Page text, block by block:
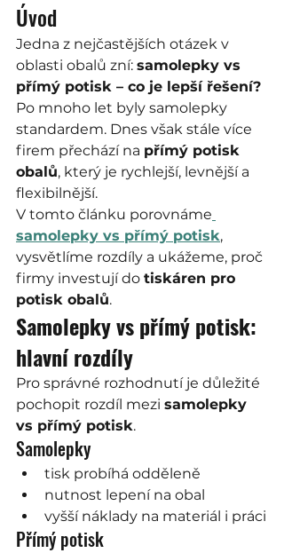
Úvod
Jedna z nejčastějších otázek v
oblasti obalů zní: samolepky vs
přímý potisk – co je lepší řešení?
Po mnoho let byly samolepky
standardem. Dnes však stále více
firem přechází na přímý potisk
obalů, který je rychlejší, levnější a
flexibilnější.
V tomto článku porovnáme
samolepky vs přímý potisk,
vysvětlíme rozdíly a ukážeme, proč
firmy investují do tiskáren pro
potisk obalů.
Samolepky vs přímý potisk:
hlavní rozdíly
Pro správné rozhodnutí je důležité
pochopit rozdíl mezi samolepky
vs přímý potisk.
Samolepky
tisk probíhá odděleně
nutnost lepení na obal
vyšší náklady na materiál i práci
Přímý potisk